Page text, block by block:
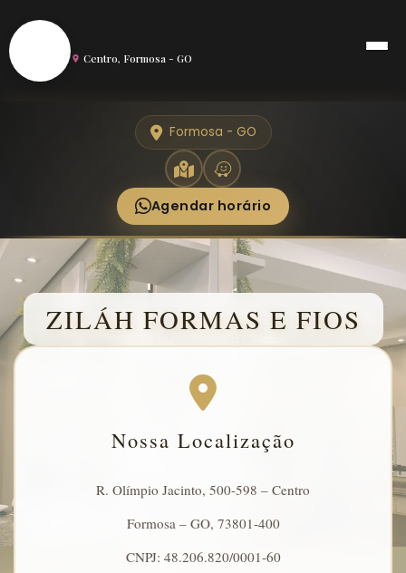
Centro, Formosa - GO
Formosa - GO
Agendar horário
ZILÁH FORMAS E FIOS
Nossa Localização
R. Olímpio Jacinto, 500-598 – Centro
Formosa – GO, 73801-400
CNPJ: 48.206.820/0001-60